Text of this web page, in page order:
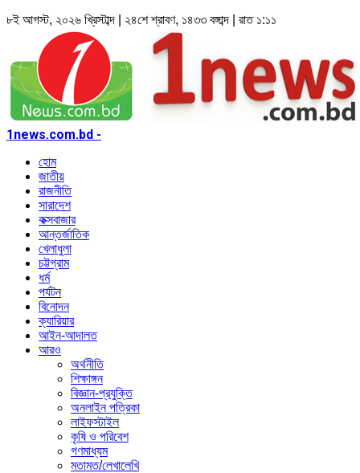
৮ই আগস্ট, ২০২৬ খ্রিস্টাব্দ | ২৪শে শ্রাবণ, ১৪৩৩ বঙ্গাব্দ | রাত ১:১১
1news.com.bd -
হোম
জাতীয়
রাজনীতি
সারাদেশ
কক্সবাজার
আন্তর্জাতিক
খেলাধুলা
চট্টগ্রাম
ধর্ম
পর্যটন
বিনোদন
ক্যারিয়ার
আইন-আদালত
আরও
অর্থনীতি
শিক্ষাঙ্গন
বিজ্ঞান-প্রযুক্তি
অনলাইন পত্রিকা
লাইফস্টাইল
কৃষি ও পরিবেশ
গণমাধ্যম
মতামত/লেখালেখি